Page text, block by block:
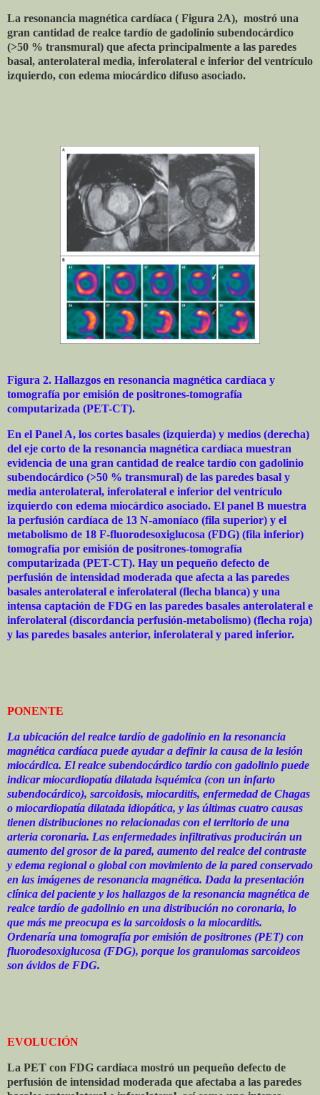
La resonancia magnética cardíaca ( Figura 2A), mostró una
gran cantidad de realce tardío de gadolinio subendocárdico
(>50 % transmural) que afecta principalmente a las paredes
basal, anterolateral media, inferolateral e inferior del ventrículo
izquierdo, con edema miocárdico difuso asociado.
Figura 2. Hallazgos en resonancia magnética cardíaca y
tomografía por emisión de positrones-tomografía
computarizada (PET-CT).
En el Panel A, los cortes basales (izquierda) y medios (derecha)
del eje corto de la resonancia magnética cardíaca muestran
evidencia de una gran cantidad de realce tardío con gadolinio
subendocárdico (>50 % transmural) de las paredes basal y
media anterolateral, inferolateral e inferior del ventrículo
izquierdo con edema miocárdico asociado. El panel B muestra
la perfusión cardíaca de 13 N-amoníaco (fila superior) y el
metabolismo de 18 F-fluorodesoxiglucosa (FDG) (fila inferior)
tomografía por emisión de positrones-tomografía
computarizada (PET-CT). Hay un pequeño defecto de
perfusión de intensidad moderada que afecta a las paredes
basales anterolateral e inferolateral (flecha blanca) y una
intensa captación de FDG en las paredes basales anterolateral e
inferolateral (discordancia perfusión-metabolismo) (flecha roja)
y las paredes basales anterior, inferolateral y pared inferior.
PONENTE
La ubicación del realce tardío de gadolinio en la resonancia
magnética cardíaca puede ayudar a definir la causa de la lesión
miocárdica. El realce subendocárdico tardío con gadolinio puede
indicar miocardiopatía dilatada isquémica (con un infarto
subendocárdico), sarcoidosis, miocarditis, enfermedad de Chagas
o miocardiopatía dilatada idiopática, y las últimas cuatro causas
tienen distribuciones no relacionadas con el territorio de una
arteria coronaria. Las enfermedades infiltrativas producirán un
aumento del grosor de la pared, aumento del realce del contraste
y edema regional o global con movimiento de la pared conservado
en las imágenes de resonancia magnética. Dada la presentación
clínica del paciente y los hallazgos de la resonancia magnética de
realce tardío de gadolinio en una distribución no coronaria, lo
que más me preocupa es la sarcoidosis o la miocarditis.
Ordenaría una tomografía por emisión de positrones (PET) con
fluorodesoxiglucosa (FDG), porque los granulomas sarcoideos
son ávidos de FDG.
EVOLUCIÓN
La PET con FDG cardiaca mostró un pequeño defecto de
perfusión de intensidad moderada que afectaba a las paredes